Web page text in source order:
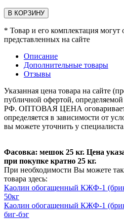
В КОРЗИНУ
* Товар и его комплектация могут
представленных на сайте
Описание
Дополнительные товары
Отзывы
Указанная цена товара на сайте
публичной офертой,
РФ. ОПТОВАЯ ЦЕНА
определяется в зависимости от
вы можете уточнить у
Фасовка: мешок 25 кг. Цена
при покупке кратно 25 кг.
При необходимости Вы можете
товара здесь:
Каолин обогащенный КЖФ-1
50кг
Каолин обогащенный КЖФ-1
биг-бэг